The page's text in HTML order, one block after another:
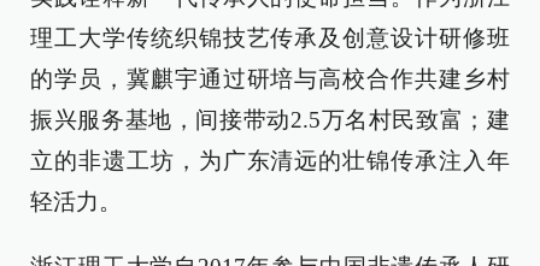
理工大学传统织锦技艺传承及创意设计研修班
的学员，冀麒宇通过研培与高校合作共建乡村
振兴服务基地，间接带动2.5万名村民致富；建
立的非遗工坊，为广东清远的壮锦传承注入年
轻活力。